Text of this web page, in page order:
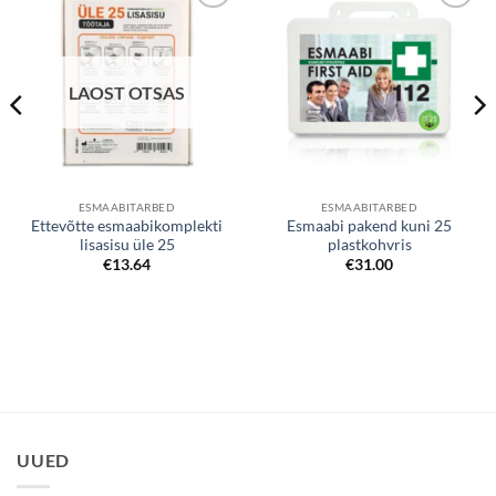
Lisa
soovinimekirjale
LAOST OTSAS
ESMAABITARBED
Ettevõtte esmaabikomplekti
lisasisu üle 25
€13.64
soovinimekirjale
ESMAABITARBED
Esmaabi pakend kuni 25
plastkohvris
€31.00
UUED